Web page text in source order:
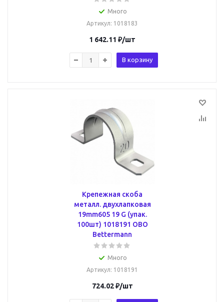
Много
Артикул: 1018183
1 642.11 ₽/шт
В корзину
Крепежная скоба
металл. двухлапковая
19mm605 19 G (упак.
100шт) 1018191 OBO
Bettermann
Много
Артикул: 1018191
724.02₽/шт